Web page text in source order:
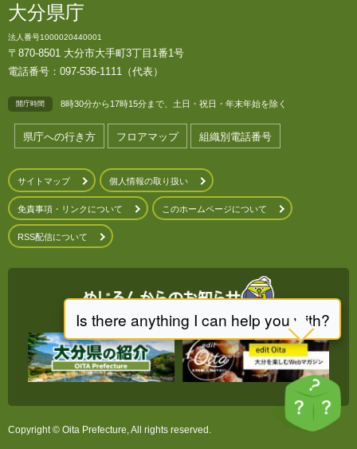
大分県庁
法人番号1000020440001
〒870-8501 大分市大手町3丁目1番1号
電話番号：097-536-1111（代表）
開庁時間 8時30分から17時15分まで、土日・祝日・年末年始を除く
県庁への行き方 フロアマップ 組織別電話番号
サイトマップ 個人情報の取り扱い
免責事項・リンクについて このホームページについて
RSS配信について
Copyright © Oita Prefecture, All rights reserved.